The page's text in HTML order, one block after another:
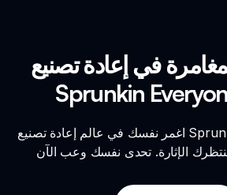
في إعادة تصنيع
Sprunkin
اغمر نفسك في عالم إعادة تصنيع Sprunkin Everyone Alive